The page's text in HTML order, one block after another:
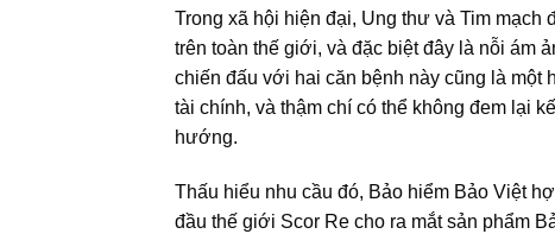
Trong xã hội hiện đại, Ung thư và Tim mạch
trên toàn thế giới, và đặc biệt đây là nỗi ám
chiến đấu với hai căn bệnh này cũng là một
tài chính, và thậm chí có thể không đem lại
hướng.
Thấu hiểu nhu cầu đó, Bảo hiểm Bảo Việt
đầu thế giới Scor Re cho ra mắt sản phẩm